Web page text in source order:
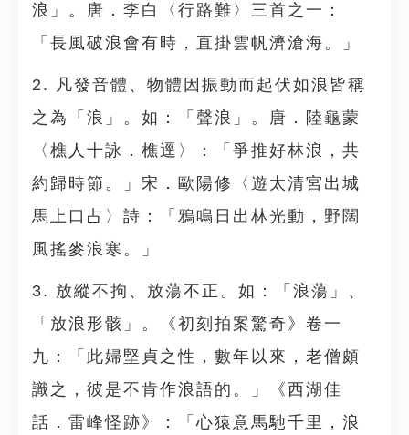
浪」。唐．李白〈行路難〉三首之一：
「長風破浪會有時，直掛雲帆濟滄海。」
2. 凡發音體、物體因振動而起伏如浪皆稱
之為「浪」。如：「聲浪」。唐．陸龜蒙
〈樵人十詠．樵逕〉：「爭推好林浪，共
約歸時節。」宋．歐陽修〈遊太清宮出城
馬上口占〉詩：「鴉鳴日出林光動，野闊
風搖麥浪寒。」
3. 放縱不拘、放蕩不正。如：「浪蕩」、
「放浪形骸」。《初刻拍案驚奇》卷一
九：「此婦堅貞之性，數年以來，老僧頗
識之，彼是不肯作浪語的。」《西湖佳
話．雷峰怪跡》：「心猿意馬馳千里，浪